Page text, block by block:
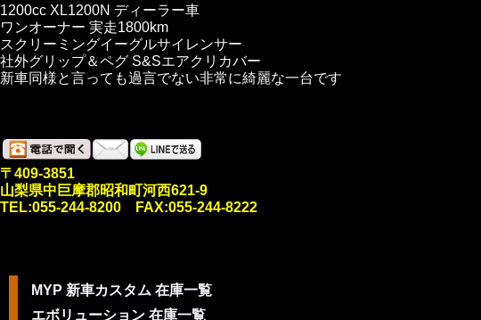
1200cc XL1200N ディーラー車
ワンオーナー 実走1800km
スクリーミングイーグルサイレンサー
社外グリップ＆ペグ S&Sエアクリカバー
新車同様と言っても過言でない非常に綺麗な一台です
〒409-3851
山梨県中巨摩郡昭和町河西621-9
TEL:055-244-8200 FAX:055-244-8222
MYP 新車カスタム 在庫一覧
エボリューション 在庫一覧